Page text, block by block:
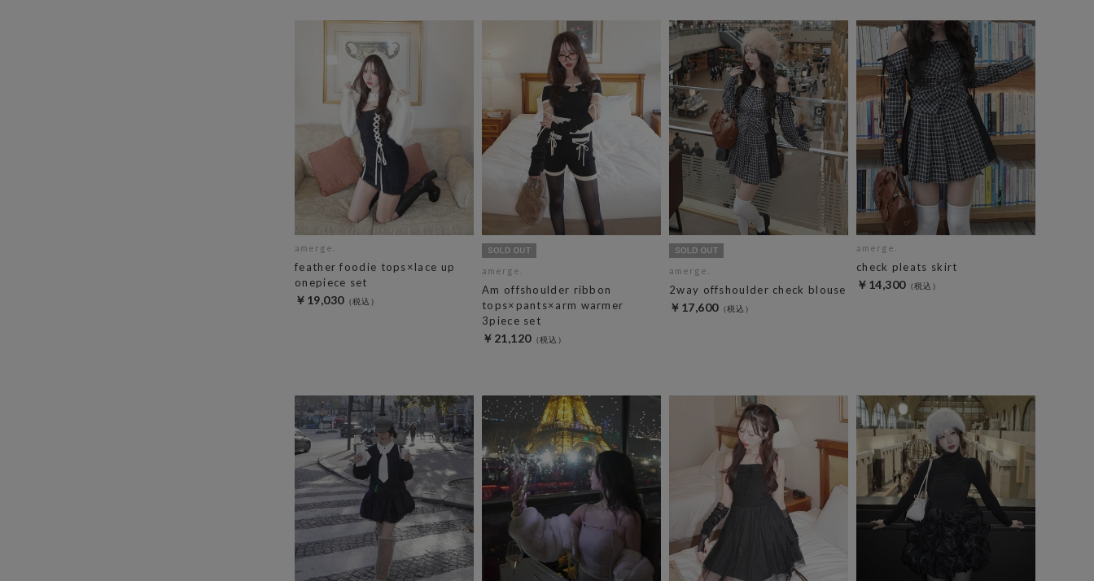
amerge.
feather foodie tops×lace up
onepiece set
￥19,030
amerge.
Am offshoulder ribbon
tops×pants×arm warmer
3piece set
￥21,120
amerge.
2way offshoulder check blouse
￥17,600
amerge.
check pleats skirt
￥14,300